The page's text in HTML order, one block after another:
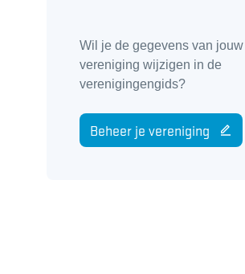
Wil je de gegevens van jouw
vereniging wijzigen in de
verenigingengids?
Beheer je vereniging